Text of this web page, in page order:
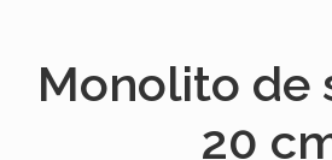
Monolito de
20